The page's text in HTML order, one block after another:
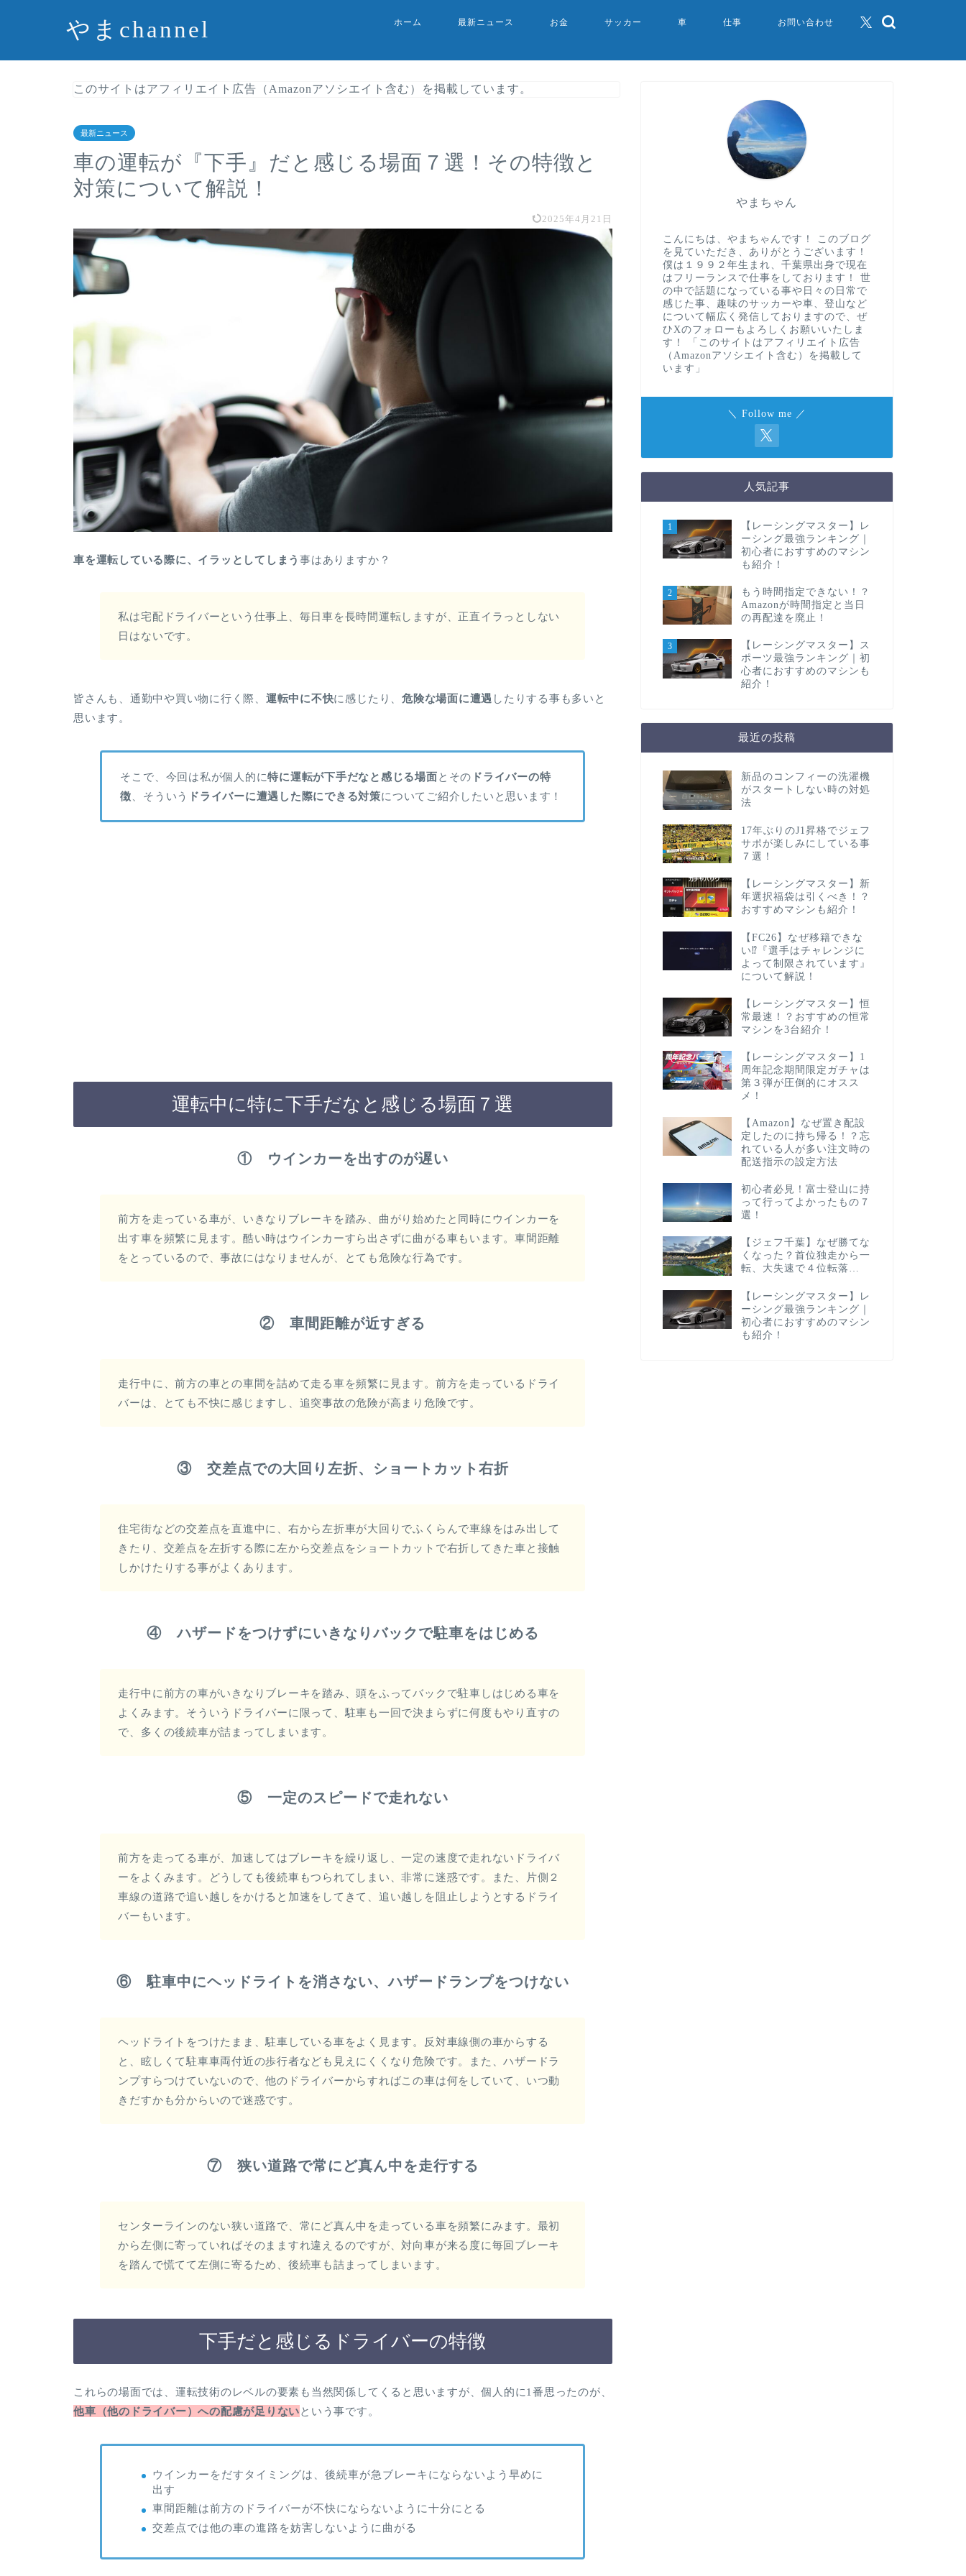
やまchannel ホーム 最新ニュース お金 サッカー 車 仕事 お問い合わせ
このサイトはアフィリエイト広告（Amazonアソシエイト含む）を掲載しています。
最新ニュース
車の運転が『下手』だと感じる場面７選！その特徴と
対策について解説！
2025年4月21日
車を運転している際に、イラッとしてしまう事はありますか？
私は宅配ドライバーという仕事上、毎日車を長時間運転しますが、正直イラっとしない
日はないです。
皆さんも、通勤中や買い物に行く際、 運転中に不快に感じたり、危険な場面に遭遇 したりする事も多いと
思います。
そこで、今回は私が個人的に特に運転が下手だなと感じる場面とその ドライバーの特
徴 、そういう ドライバーに遭遇した際にできる対策についてご紹介したいと思います！
運転中に特に下手だなと感じる場面７選
① ウインカーを出すのが遅い
前方を走っている車が、いきなりブレーキを踏み、曲がり始めたと同時にウインカーを
出す車を頻繁に見ます。酷い時はウインカーすら出さずに曲がる車もいます。車間距離
をとっているので、事故にはなりませんが、とても危険な行為です。
② 車間距離が近すぎる
走行中に、前方の車との車間を詰めて走る車を頻繁に見ます。前方を走っているドライ
バーは、とても不快に感じますし、追突事故の危険が高まり危険です。
③ 交差点での大回り左折、ショートカット右折
住宅街などの交差点を直進中に、右から左折車が大回りでふくらんで車線をはみ出して
きたり、交差点を左折する際に左から交差点をショートカットで右折してきた車と接触
しかけたりする事がよくあります。
④ ハザードをつけずにいきなりバックで駐車をはじめる
走行中に前方の車がいきなりブレーキを踏み、頭をふってバックで駐車しはじめる車を
よくみます。そういうドライバーに限って、駐車も一回で決まらずに何度もやり直すの
で、多くの後続車が詰まってしまいます。
⑤ 一定のスピードで走れない
前方を走ってる車が、加速してはブレーキを繰り返し、一定の速度で走れないドライバ
ーをよくみます。どうしても後続車もつられてしまい、非常に迷惑です。また、片側２
車線の道路で追い越しをかけると加速をしてきて、追い越しを阻止しようとするドライ
バーもいます。
⑥ 駐車中にヘッドライトを消さない、ハザードランプをつけない
ヘッドライトをつけたまま、駐車している車をよく見ます。反対車線側の車からする
と、眩しくて駐車車両付近の歩行者なども見えにくくなり危険です。また、ハザードラ
ンプすらつけていないので、他のドライバーからすればこの車は何をしていて、いつ動
きだすかも分からいので迷惑です。
⑦ 狭い道路で常にど真ん中を走行する
センターラインのない狭い道路で、常にど真ん中を走っている車を頻繁にみます。最初
から左側に寄っていればそのまますれ違えるのですが、対向車が来る度に毎回ブレーキ
を踏んで慌てて左側に寄るため、後続車も詰まってしまいます。
下手だと感じるドライバーの特徴
これらの場面では、運転技術のレベルの要素も当然関係してくると思いますが、個人的に1番思ったのが、
他車（他のドライバー）への配慮が足りないという事です。
ウインカーをだすタイミングは、後続車が急ブレーキにならないよう早めに
出す
車間距離は前方のドライバーが不快にならないように十分にとる
交差点では他の車の進路を妨害しないように曲がる
やまちゃん
こんにちは、やまちゃんです！ このブログ
を見ていただき、ありがとうございます！
僕は１９９２年生まれ、千葉県出身で現在
はフリーランスで仕事をしております！ 世
の中で話題になっている事や日々の日常で
感じた事、趣味のサッカーや車、登山など
について幅広く発信しておりますので、ぜ
ひXのフォローもよろしくお願いいたしま
す！ 「このサイトはアフィリエイト広告
（Amazonアソシエイト含む）を掲載して
います」
＼ Follow me ／
人気記事
1
【レーシングマスター】レ
ーシング最強ランキング｜
初心者におすすめのマシン
も紹介！
2
もう時間指定できない！？
Amazonが時間指定と当日
の再配達を廃止！
3
【レーシングマスター】ス
ポーツ最強ランキング｜初
心者におすすめのマシンも
紹介！
最近の投稿
新品のコンフィーの洗濯機
がスタートしない時の対処
法
17年ぶりのJ1昇格でジェフ
サポが楽しみにしている事
７選！
【レーシングマスター】新
年選択福袋は引くべき！？
おすすめマシンも紹介！
【FC26】なぜ移籍できな
い⁉︎『選手はチャレンジに
よって制限されています』
について解説！
【レーシングマスター】恒
常最速！？おすすめの恒常
マシンを3台紹介！
【レーシングマスター】1
周年記念期間限定ガチャは
第３弾が圧倒的にオスス
メ！
【Amazon】なぜ置き配設
定したのに持ち帰る！？忘
れている人が多い注文時の
配送指示の設定方法
初心者必見！富士登山に持
って行ってよかったもの７
選！
【ジェフ千葉】なぜ勝てな
くなった？首位独走から一
転、大失速で４位転落…
【レーシングマスター】レ
ーシング最強ランキング｜
初心者におすすめのマシン
も紹介！